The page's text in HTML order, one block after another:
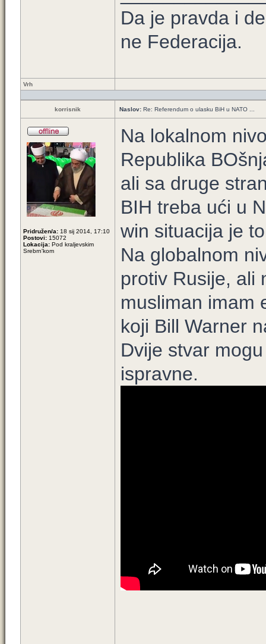
Da je pravda i
ne Federacija.
Vrh
korrisnik Naslov: Re: Referendum o ulasku BiH u NATO ...
Pridružen/a: 18 sij 2014, 17:10
Postovi: 15072
Lokacija: Pod kraljevskim
Srebrn'kom
Na lokalnom
Republika
ali sa druge
BIH treba ući u
win situacija je
Na globalnom
protiv Rusije, ali
musliman imam
koji Bill Warner
Dvije stvar
ispravne.